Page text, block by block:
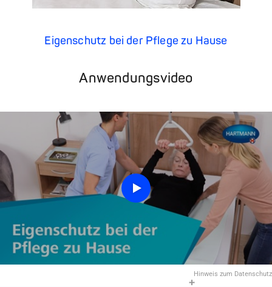
Anwendungsvideo
Eigenschutz bei der Pflege zu Hause
Hinweis zum Datenschutz